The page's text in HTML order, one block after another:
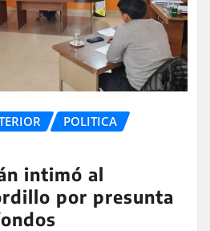
POLITICA
intimó al
por presunta